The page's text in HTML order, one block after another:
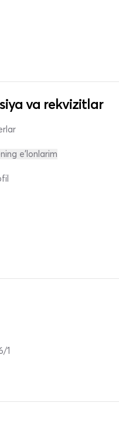
va rekvizitlar
e'lonlarim
1